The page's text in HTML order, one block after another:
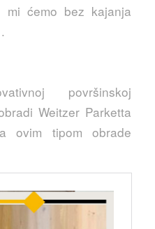
ćemo bez kajanja
površinskoj
Weitzer Parketta
ovim tipom obrade